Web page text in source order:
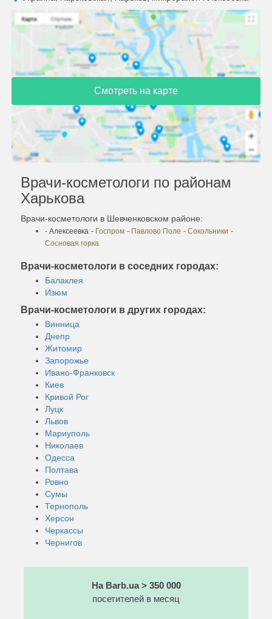
Смотреть на карте
Врачи-косметологи по районам
Харькова
Врачи-косметологи в Шевченковском районе:
- Алексеевка - Госпром - Павлово Поле - Сокольники -
Сосновая горка
Врачи-косметологи в соседних городах:
Балаклея
Изюм
Врачи-косметологи в других городах:
Винница
Днепр
Житомир
Запорожье
Ивано-Франковск
Киев
Кривой Рог
Луцк
Львов
Мариуполь
Николаев
Одесса
Полтава
Ровно
Сумы
Тернополь
Херсон
Черкассы
Чернигов
На Barb.ua > 350 000
посетителей в месяц